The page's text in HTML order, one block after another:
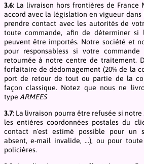
3.6: La livraison hors frontières de France
accord avec la législation en vigueur dans
prendre contact avec les autorités de
toute commande, afin de déterminer si
peuvent être importés. Notre société et
pour responsabless si votre
retournée à notre centre de traitement.
forfaitaire de dédomagement (20% de la
port de retour de tout ou partie de la
façon classique. Notez que nous ne
type ARMEES
3.7: La livraison pourra être refusée si notre
les entières coordonnées postales du
contact n´est estimé possible pour un
absent, e-mail invalide, ...), ou pour
policières.